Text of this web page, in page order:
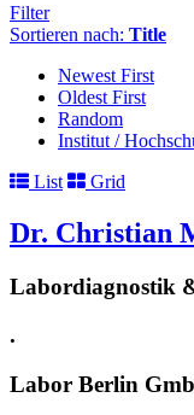
Filter
Sortieren nach: Title
Newest First
Oldest First
Random
Institut /
List
Grid
Dr. Christian
Labordiagnostik
.
Labor Berlin